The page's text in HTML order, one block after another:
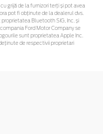
grijă de la furnizori terți și pot avea
pot fi obținute de la dealerul dvs.
Bluetooth SIG, Inc. și
Ford Motor Company se
sunt proprietatea Apple Inc.
de respectivii proprietari